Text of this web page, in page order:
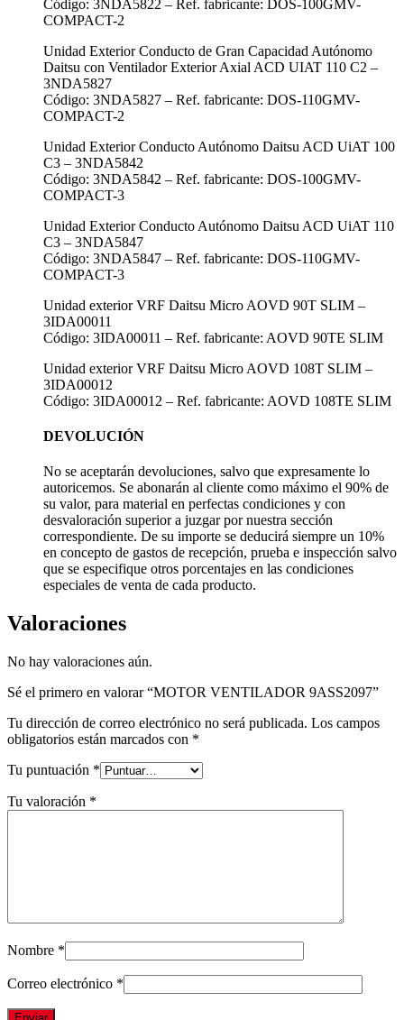
Código: 3NDA5822 – Ref. fabricante: DOS-100GMV-
COMPACT-2
Unidad Exterior Conducto de Gran Capacidad Autónomo
Daitsu con Ventilador Exterior Axial ACD UIAT 110 C2 –
3NDA5827
Código: 3NDA5827 – Ref. fabricante: DOS-110GMV-
COMPACT-2
Unidad Exterior Conducto Autónomo Daitsu ACD UiAT 100
C3 – 3NDA5842
Código: 3NDA5842 – Ref. fabricante: DOS-100GMV-
COMPACT-3
Unidad Exterior Conducto Autónomo Daitsu ACD UiAT 110
C3 – 3NDA5847
Código: 3NDA5847 – Ref. fabricante: DOS-110GMV-
COMPACT-3
Unidad exterior VRF Daitsu Micro AOVD 90T SLIM –
3IDA00011
Código: 3IDA00011 – Ref. fabricante: AOVD 90TE SLIM
Unidad exterior VRF Daitsu Micro AOVD 108T SLIM –
3IDA00012
Código: 3IDA00012 – Ref. fabricante: AOVD 108TE SLIM
DEVOLUCIÓN
No se aceptarán devoluciones, salvo que expresamente lo
autoricemos. Se abonarán al cliente como máximo el 90% de
su valor, para material en perfectas condiciones y con
desvaloración superior a juzgar por nuestra sección
correspondiente. De su importe se deducirá siempre un 10%
en concepto de gastos de recepción, prueba e inspección salvo
que se especifique otros porcentajes en las condiciones
especiales de venta de cada producto.
Valoraciones
No hay valoraciones aún.
Sé el primero en valorar “MOTOR VENTILADOR 9ASS2097”
Tu dirección de correo electrónico no será publicada. Los campos
obligatorios están marcados con *
Tu puntuación *
Tu valoración *
Nombre *
Correo electrónico *